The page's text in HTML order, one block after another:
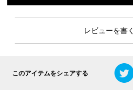
レビューを書く
このアイテムをシェアする